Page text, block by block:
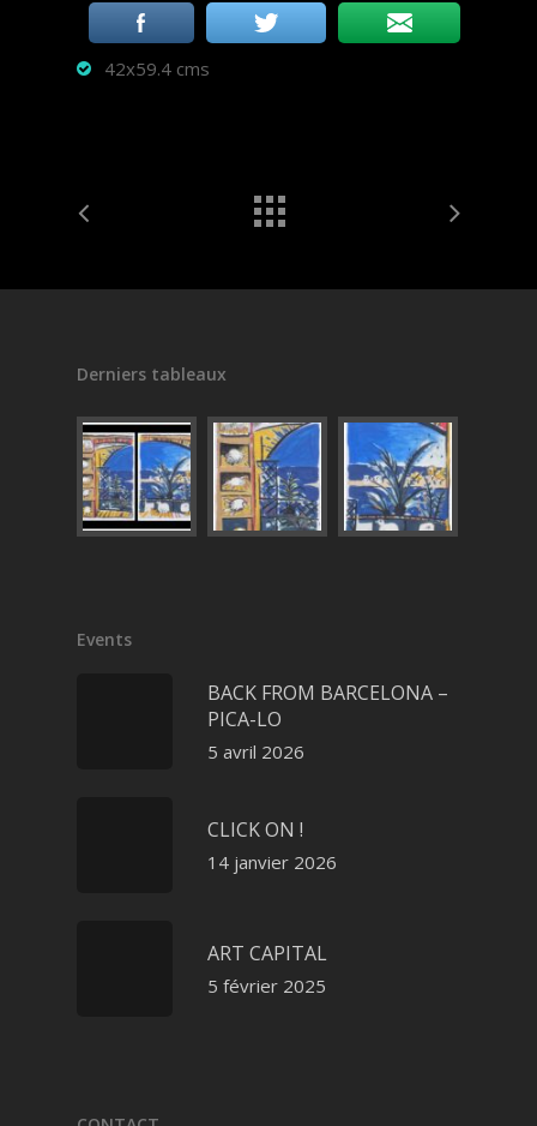
42x59.4 cms
Derniers tableaux
Events
BACK FROM BARCELONA –
PICA-LO
5 avril 2026
CLICK ON !
14 janvier 2026
ART CAPITAL
5 février 2025